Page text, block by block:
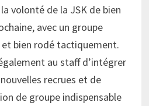
volonté de la JSK de bien
avec un groupe
bien rodé tactiquement.
au staff d’intégrer
recrues et de
de groupe indispensable